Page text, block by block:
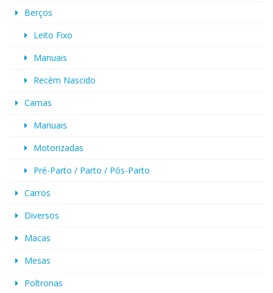
Berços
Leito Fixo
Manuais
Recém Nascido
Camas
Manuais
Motorizadas
Pré-Parto / Parto / Pós-Parto
Carros
Diversos
Macas
Mesas
Poltronas